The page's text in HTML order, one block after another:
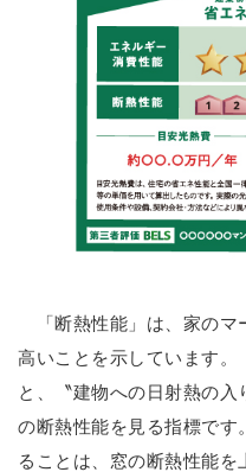
「断熱性能」は、家のマ
高いことを示しています。
と、〝建物への日射熱の
の断熱性能を見る指標です
ることは、窓の断熱性能を